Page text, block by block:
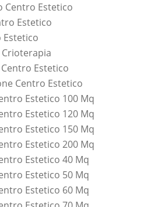
Centro Estetico
Estetico
Estetico
Estetico
Centro Estetico
Estetico 100 Mq
Estetico 120 Mq
Estetico 150 Mq
Estetico 200 Mq
Estetico 40 Mq
Estetico 50 Mq
Estetico 60 Mq